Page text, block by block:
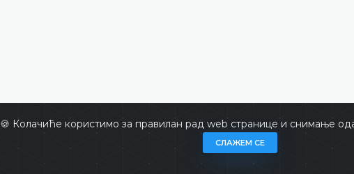
🍪 Колачиће користимо за правилан рад web странице и снимање
СЛАЖЕМ СЕ